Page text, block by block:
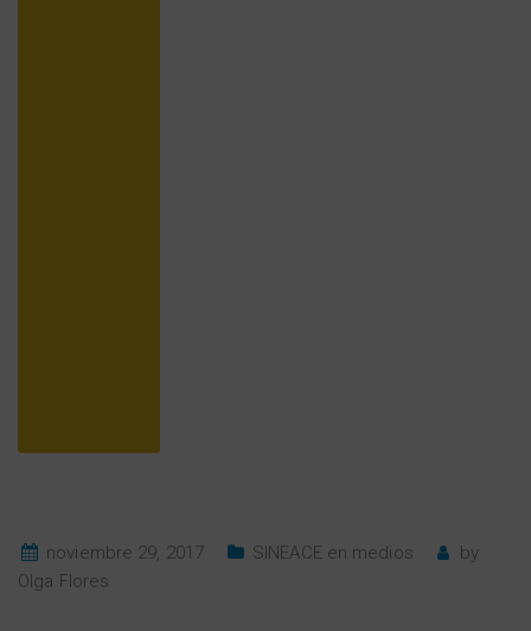
noviembre 29, 2017 SINEACE en medios
by
Olga Flores